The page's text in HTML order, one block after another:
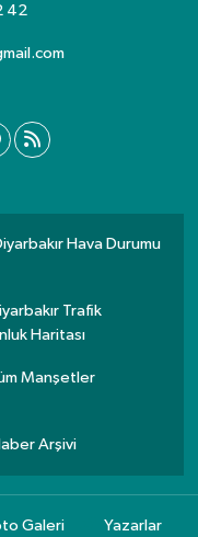
42
Hava Durumu
Trafik
Haritası
Manşetler
Arşivi
Galeri Yazarlar